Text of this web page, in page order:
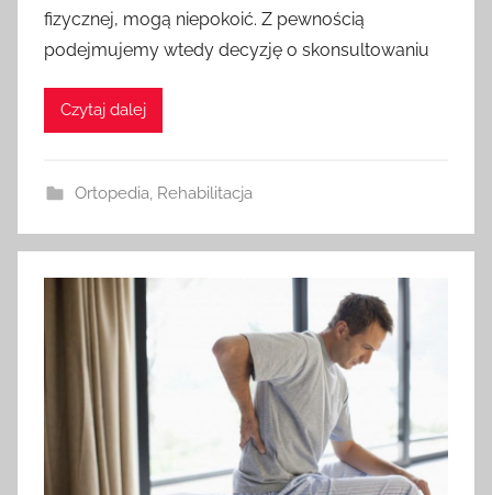
fizycznej, mogą niepokoić. Z pewnością
podejmujemy wtedy decyzję o skonsultowaniu
Czytaj dalej
Ortopedia, Rehabilitacja